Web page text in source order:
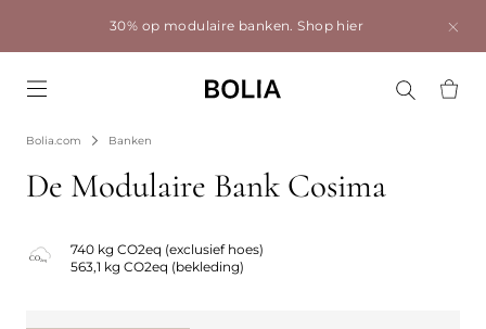
30% op modulaire banken.Shop hier
Bolia.com Banken
De Modulaire Bank Cosima
740 kg CO2eq (exclusief hoes)
563,1 kg CO2eq (bekleding)